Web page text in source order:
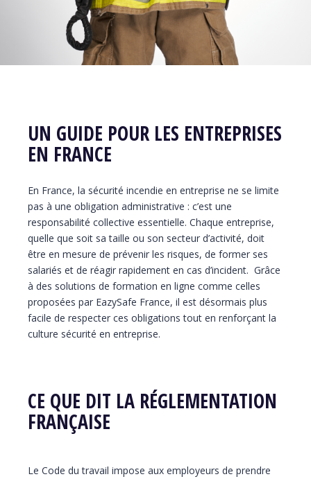
UN GUIDE POUR LES ENTREPRISES
EN FRANCE
En France, la sécurité incendie en entreprise ne se limite
pas à une obligation administrative : c’est une
responsabilité collective essentielle. Chaque entreprise,
quelle que soit sa taille ou son secteur d’activité, doit
être en mesure de prévenir les risques, de former ses
salariés et de réagir rapidement en cas d’incident. Grâce
à des solutions de formation en ligne comme celles
proposées par EazySafe France, il est désormais plus
facile de respecter ces obligations tout en renforçant la
culture sécurité en entreprise.
CE QUE DIT LA RÉGLEMENTATION
FRANÇAISE
Le Code du travail impose aux employeurs de prendre